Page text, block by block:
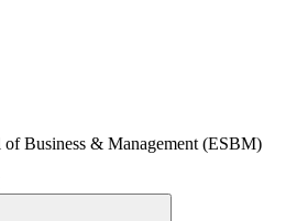
Business & Management (ESBM)